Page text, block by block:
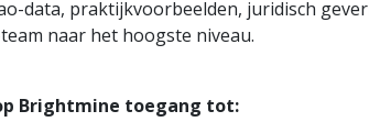
data, praktijkvoorbeelden, juridisch
naar het hoogste niveau.
Brightmine toegang tot: